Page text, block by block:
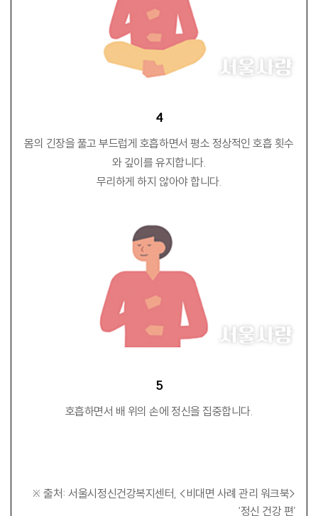
4
몸의 긴장을 풀고 부드럽게 호흡하면서 평소 정상적인 호흡 횟수
와 깊이를 유지합니다.
무리하게 하지 않아야 합니다.
5
호흡하면서 배 위의 손에 정신을 집중합니다.
※ 출처: 서울시정신건강복지센터, <비대면 사례 관리 워크북>
‘정신 건강 편’